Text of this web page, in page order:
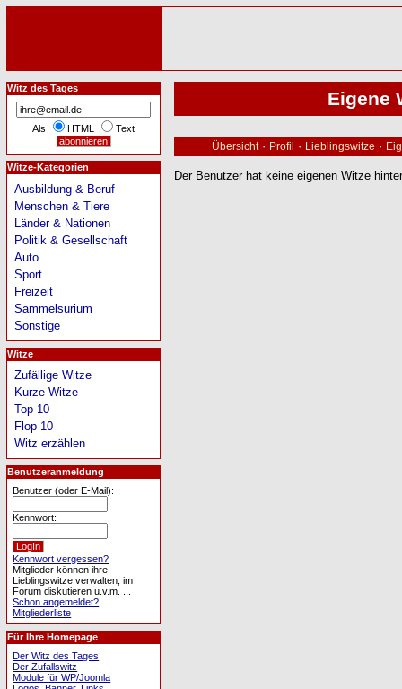
Eigene
Übersicht · Profil · Lieblingswitze ·
Der Benutzer hat keine eigenen Witze
Witz des Tages
Als HTML Text
Witze-Kategorien
Ausbildung & Beruf
Menschen & Tiere
Länder & Nationen
Politik & Gesellschaft
Auto
Sport
Freizeit
Sammelsurium
Sonstige
Witze
Zufällige Witze
Kurze Witze
Top 10
Flop 10
Witz erzählen
Benutzeranmeldung
Benutzer (oder E-Mail):
Kennwort:
Kennwort vergessen?
Mitglieder können ihre
Lieblingswitze verwalten, im
Forum diskutieren u.v.m. ...
Schon angemeldet?
Mitgliederliste
Für Ihre Homepage
Der Witz des Tages
Der Zufallswitz
Module für WP/Joomla